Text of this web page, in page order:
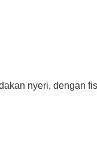
nyeri, dengan